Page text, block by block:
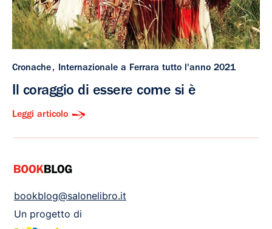
Cronache Internazionale a Ferrara tutto l'anno 2021
Il coraggio di essere come si è
Leggi articolo
bookblog@salonelibro.it
Un progetto di